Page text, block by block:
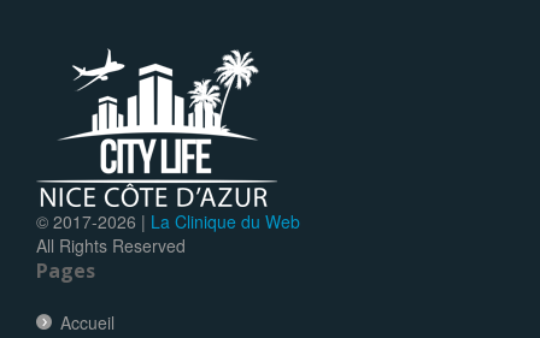
© 2017-2026 | La Clinique du Web
All Rights Reserved
Pages
Accueil